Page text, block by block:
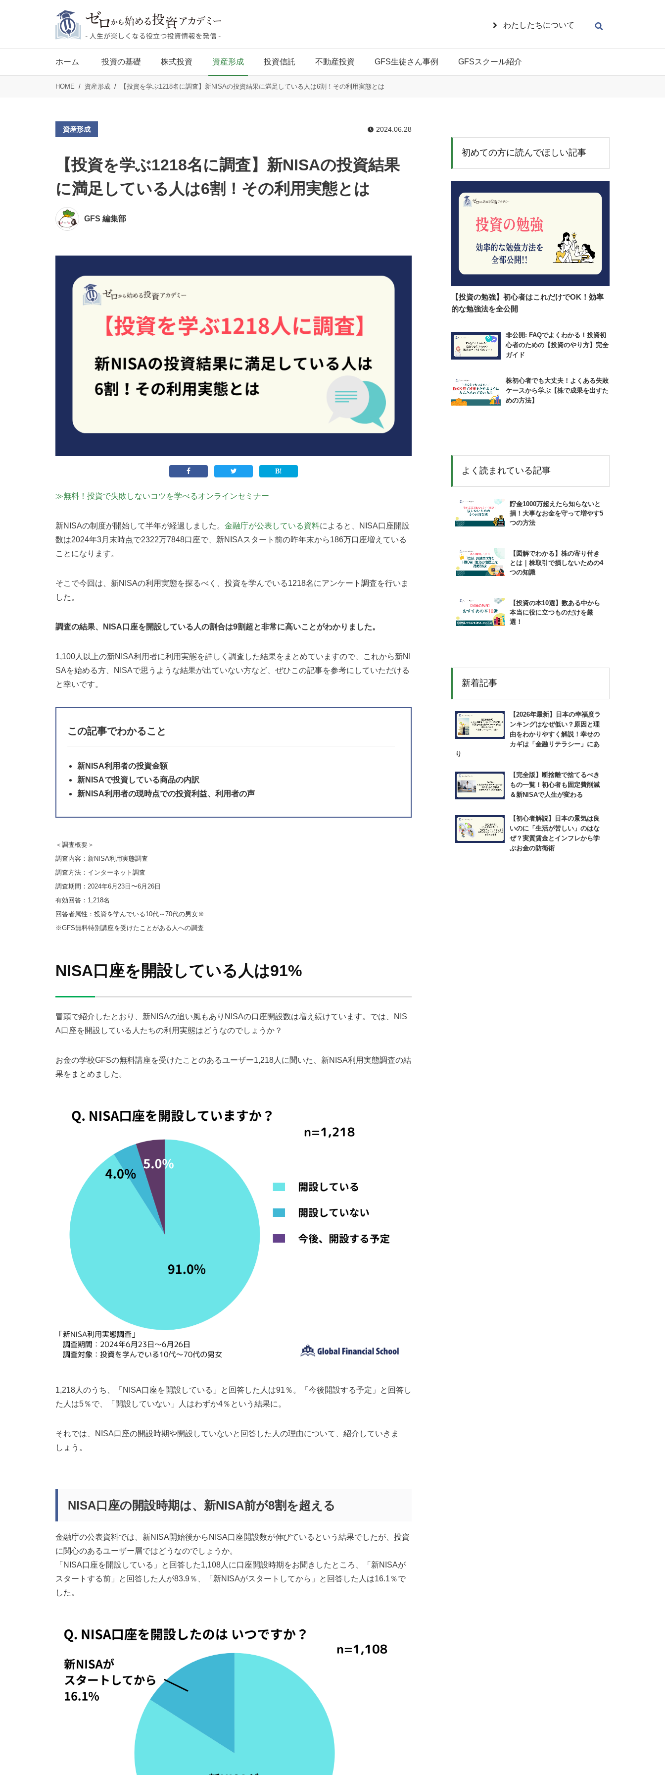
わたしたちについて
ホーム 投資の基礎 株式投資 資産形成 投資信託 不動産投資 GFS生徒さん事例 GFSスクール紹介
HOME 資産形成 【投資を学ぶ1218名に調査】新NISAの投資結果に満足している人は6割！その利用実態とは
資産形成 2024.06.28
【投資を学ぶ1218名に調査】新NISAの投資結果
に満足している人は6割！その利用実態とは
GFS 編集部
≫無料！投資で失敗しないコツを学べるオンラインセミナー
新NISAの制度が開始して半年が経過しました。 金融庁が公表している資料によると、NISA口座開設
数は2024年3月末時点で2322万7848口座で、新NISAスタート前の昨年末から186万口座増えている
ことになります。
そこで今回は、新NISAの利用実態を探るべく、投資を学んでいる1218名にアンケート調査を行いま
した。
調査の結果、NISA口座を開設している人の割合は9割超と非常に高いことがわかりました。
1,100人以上の新NISA利用者に利用実態を詳しく調査した結果をまとめていますので、これから新NI
SAを始める方、NISAで思うような結果が出ていない方など、ぜひこの記事を参考にしていただける
と幸いです。
この記事でわかること
新NISA利用者の投資金額
新NISAで投資している商品の内訳
新NISA利用者の現時点での投資利益、利用者の声
＜調査概要＞
調査内容：新NISA利用実態調査
調査方法：インターネット調査
調査期間：2024年6月23日〜6月26日
有効回答：1,218名
回答者属性：投資を学んでいる10代～70代の男女※
※GFS無料特別講座を受けたことがある人への調査
NISA口座を開設している人は91%
冒頭で紹介したとおり、新NISAの追い風もありNISAの口座開設数は増え続けています。では、NIS
A口座を開設している人たちの利用実態はどうなのでしょうか？
お金の学校GFSの無料講座を受けたことのあるユーザー1,218人に聞いた、新NISA利用実態調査の結
果をまとめました。
1,218人のうち、「NISA口座を開設している」と回答した人は91％。「今後開設する予定」と回答し
た人は5％で、「開設していない」人はわずか4％という結果に。
それでは、NISA口座の開設時期や開設していないと回答した人の理由について、紹介していきま
しょう。
NISA口座の開設時期は、新NISA前が8割を超える
金融庁の公表資料では、新NISA開始後からNISA口座開設数が伸びているという結果でしたが、投資
に関心のあるユーザー層ではどうなのでしょうか。
「NISA口座を開設している」と回答した1,108人に口座開設時期をお聞きしたところ、「新NISAが
スタートする前」と回答した人が83.9％、「新NISAがスタートしてから」と回答した人は16.1％で
した。
初めての方に読んでほしい記事
【投資の勉強】初心者はこれだけでOK！効率
的な勉強法を全公開
非公開: FAQでよくわかる！投資初
心者のための【投資のやり方】完全
ガイド
株初心者でも大丈夫！よくある失敗
ケースから学ぶ【株で成果を出すた
めの方法】
よく読まれている記事
貯金1000万超えたら知らないと
損！大事なお金を守って増やす5
つの方法
【図解でわかる】株の寄り付き
とは｜株取引で損しないための4
つの知識
【投資の本10選】数ある中から
本当に役に立つものだけを厳
選！
新着記事
【2026年最新】日本の幸福度ラ
ンキングはなぜ低い？原因と理
由をわかりやすく解説！幸せの
カギは「金融リテラシー」にあ
り
【完全版】断捨離で捨てるべき
もの一覧！初心者も固定費削減
＆新NISAで人生が変わる
【初心者解説】日本の景気は良
いのに「生活が苦しい」のはな
ぜ？実質賃金とインフレから学
ぶお金の防衛術